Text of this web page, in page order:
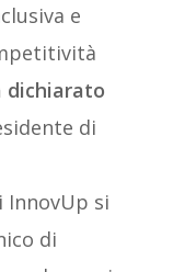
e
dichiarato
di
InnovUp si
di